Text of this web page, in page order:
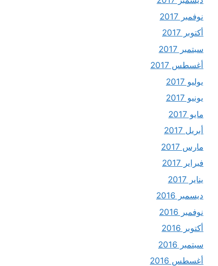
نوفمبر 2017
أكتوبر 2017
سبتمبر 2017
أغسطس 2017
يوليو 2017
يونيو 2017
مايو 2017
أبريل 2017
مارس 2017
فبراير 2017
يناير 2017
ديسمبر 2016
نوفمبر 2016
أكتوبر 2016
سبتمبر 2016
أغسطس 2016